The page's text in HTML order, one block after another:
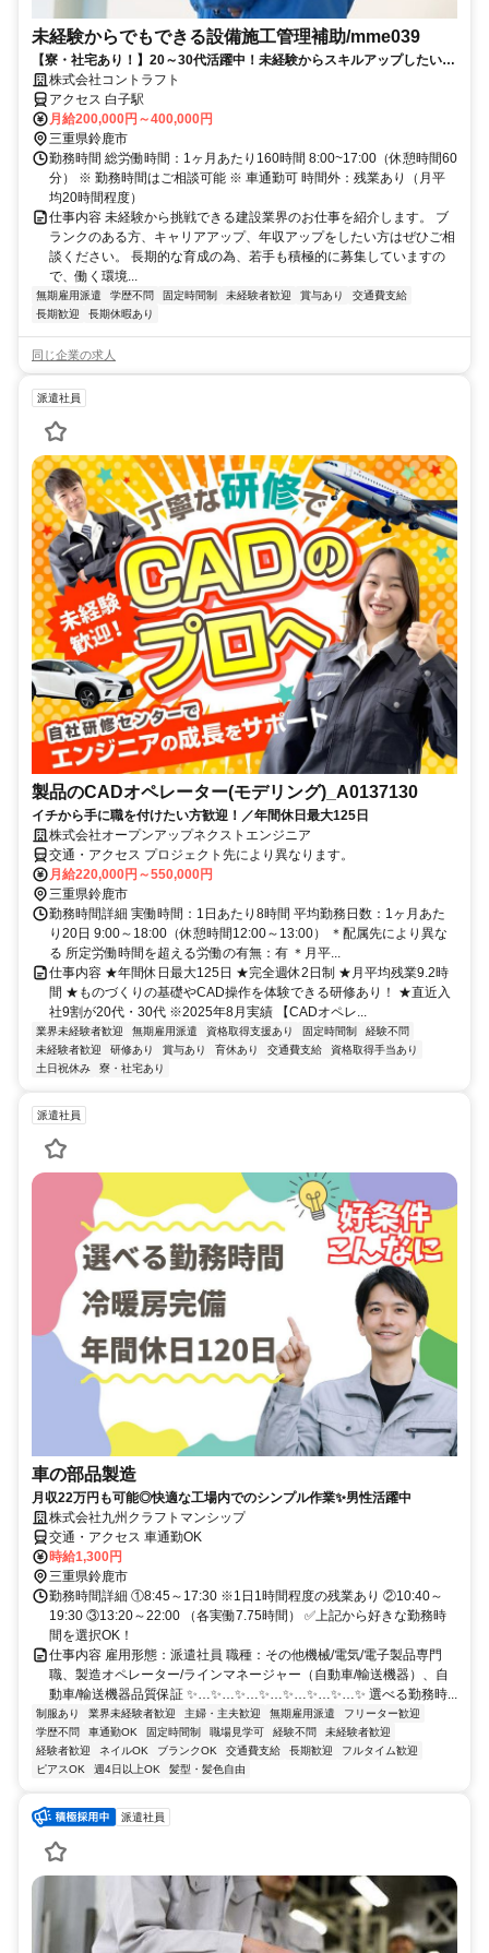
未経験からでもできる設備施工管理補助/mme039
【寮・社宅あり！】20～30代活躍中！未経験からスキルアップしたい方
を全面応援いたします！ ◎安定して長く働くことができる！建設業を支
えるお仕事です。
株式会社コントラフト
アクセス 白子駅
月給200,000円～400,000円
三重県鈴鹿市
勤務時間 総労働時間：1ヶ月あたり160時間 8:00~17:00（休憩時間60
分） ※ 勤務時間はご相談可能 ※ 車通勤可 時間外：残業あり（月平
均20時間程度）
仕事内容 未経験から挑戦できる建設業界のお仕事を紹介します。 ブ
ランクのある方、キャリアアップ、年収アップをしたい方はぜひご相
談ください。 長期的な育成の為、若手も積極的に募集していますの
で、働く環境...
無期雇用派遣 学歴不問 固定時間制 未経験者歓迎 賞与あり
交通費支給
長期歓迎
長期休暇あり
同じ企業の求人
派遣社員
製品のCADオペレーター(モデリング)_A0137130
イチから手に職を付けたい方歓迎！／年間休日最大125日
株式会社オープンアップネクストエンジニア
交通・アクセス プロジェクト先により異なります。
月給220,000円～550,000円
三重県鈴鹿市
勤務時間詳細 実働時間：1日あたり8時間 平均勤務日数：1ヶ月あた
り20日 9:00～18:00（休憩時間12:00～13:00） ＊配属先により異な
る 所定労働時間を超える労働の有無：有 ＊月平...
仕事内容 ★年間休日最大125日 ★完全週休2日制 ★月平均残業9.2時
間 ★ものづくりの基礎やCAD操作を体験できる研修あり！ ★直近入
社9割が20代・30代 ※2025年8月実績 【CADオペレ...
業界未経験者歓迎 無期雇用派遣 資格取得支援あり 固定時間制
経験不問
未経験者歓迎
研修あり 賞与あり 育休あり 交通費支給
資格取得手当あり
土日祝休み
寮・社宅あり
派遣社員
車の部品製造
月収22万円も可能◎快適な工場内でのシンプル作業✨男性活躍中
株式会社九州クラフトマンシップ
交通・アクセス 車通勤OK
時給1,300円
三重県鈴鹿市
勤務時間詳細 ①8:45～17:30 ※1日1時間程度の残業あり ②10:40～
19:30 ③13:20～22:00 （各実働7.75時間） ✅上記から好きな勤務時
間を選択OK！
仕事内容 雇用形態：派遣社員 職種：その他機械/電気/電子製品専門
職、製造オペレーター/ラインマネージャー（自動車/輸送機器）、自
動車/輸送機器品質保証 ✨…✨…✨…✨…✨…✨…✨…✨ 選べる勤務時...
制服あり 業界未経験者歓迎 主婦・主夫歓迎 無期雇用派遣
フリーター歓迎
学歴不問
車通勤OK 固定時間制 職場見学可 経験不問
未経験者歓迎
経験者歓迎
ネイルOK ブランクOK 交通費支給 長期歓迎
フルタイム歓迎
ピアスOK
週4日以上OK 髪型・髪色自由
派遣社員